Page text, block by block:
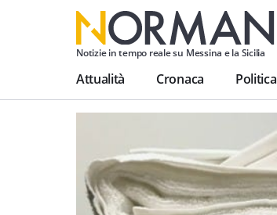
Notizie in tempo reale su Messina e la Sicilia
Attualità Cronaca Politica